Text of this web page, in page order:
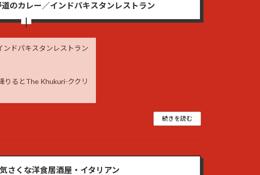
のカレー／インドパキスタンレストラン
ドパキスタンレストラン
るとThe Khukuri-ククリ
続きを読む
さくな洋食居酒屋・イタリアン